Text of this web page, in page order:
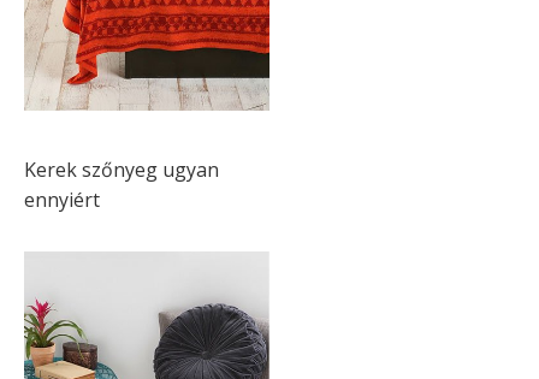
Kerek szőnyeg ugyan
ennyiért